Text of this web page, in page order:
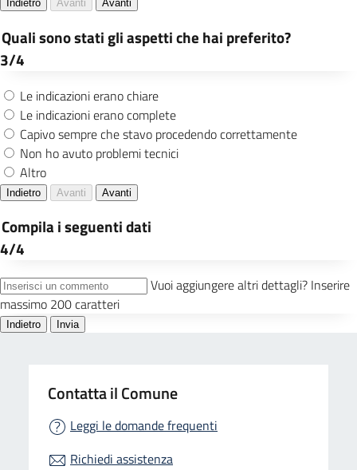
Contatta il Comune
Leggi le domande frequenti
Richiedi assistenza